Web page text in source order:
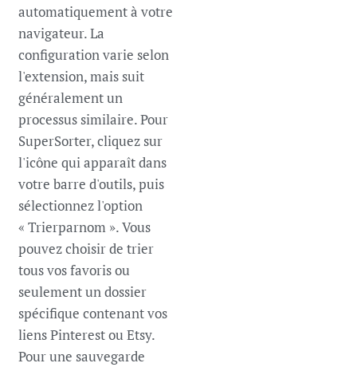
automatiquement à votre
navigateur. La
configuration varie selon
l'extension, mais suit
généralement un
processus similaire. Pour
SuperSorter, cliquez sur
l'icône qui apparaît dans
votre barre d'outils, puis
sélectionnez l'option
« Trierparnom ». Vous
pouvez choisir de trier
tous vos favoris ou
seulement un dossier
spécifique contenant vos
liens Pinterest ou Etsy.
Pour une sauvegarde